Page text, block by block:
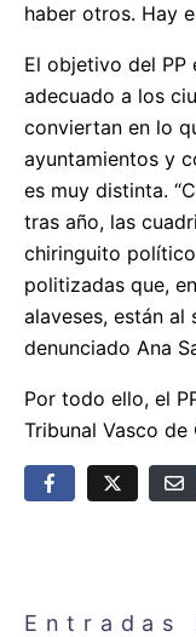
haber otros. Hay
El objetivo del PP
adecuado a los
conviertan en lo
ayuntamientos y
es muy distinta.
tras año, las
chiringuito
politizadas que,
alaveses, están al
denunciado Ana
Por todo ello, el
Tribunal Vasco de
Entradas